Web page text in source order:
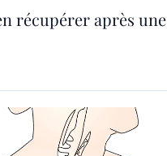
récupérer après une